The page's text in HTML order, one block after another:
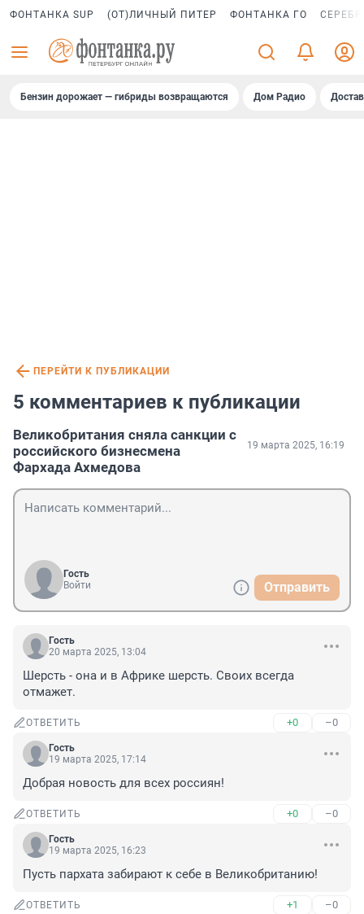
ФОНТАНКА SUP (ОТ)ЛИЧНЫЙ ПИТЕР ФОНТАНКА ГО
Бензин дорожает — гибриды возвращаются Дом Радио
ПЕРЕЙТИ К ПУБЛИКАЦИИ
5 комментариев к публикации
Великобритания сняла санкции с
российского бизнесмена
Фархада Ахмедова
19 марта 2025, 16:19
Гость
Войти
Отправить
Гость
20 марта 2025, 13:04
Шерсть - она и в Африке шерсть. Своих всегда
отмажет.
ОТВЕТИТЬ +0 –0
Гость
19 марта 2025, 17:14
Добрая новость для всех россиян!
ОТВЕТИТЬ +0 –0
Гость
19 марта 2025, 16:23
Пусть пархата забирают к себе в Великобританию!
ОТВЕТИТЬ +1 –0